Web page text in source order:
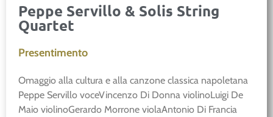
Peppe Servillo & Solis String
Quartet
Presentimento
Omaggio alla cultura e alla canzone classica napoletana
Peppe Servillo voceVincenzo Di Donna violinoLuigi De
Maio violinoGerardo Morrone violaAntonio Di Francia